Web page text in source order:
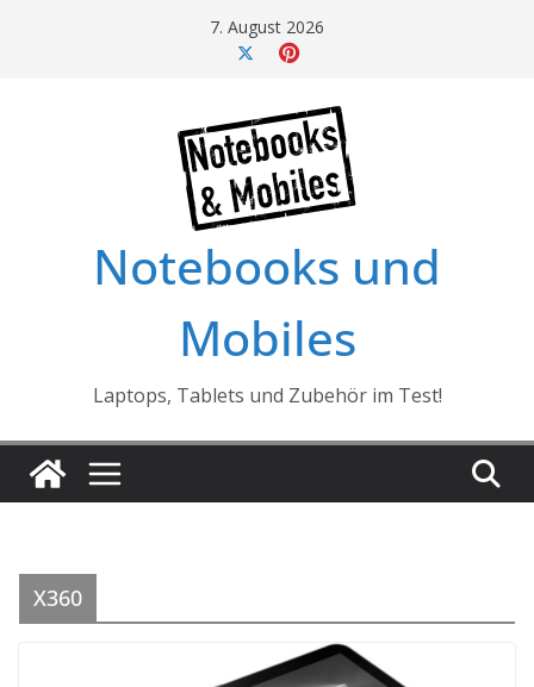
7. August 2026
Notebooks und
Mobiles
Laptops, Tablets und Zubehör im Test!
X360